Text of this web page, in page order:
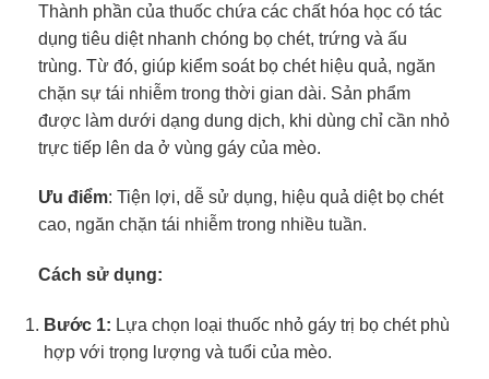
Thành phần của thuốc chứa các chất hóa học có tác
dụng tiêu diệt nhanh chóng bọ chét, trứng và ấu
trùng. Từ đó, giúp kiểm soát bọ chét hiệu quả, ngăn
chặn sự tái nhiễm trong thời gian dài. Sản phẩm
được làm dưới dạng dung dịch, khi dùng chỉ cần nhỏ
trực tiếp lên da ở vùng gáy của mèo.
Ưu điểm: Tiện lợi, dễ sử dụng, hiệu quả diệt bọ chét
cao, ngăn chặn tái nhiễm trong nhiều tuần.
Cách sử dụng:
Bước 1: Lựa chọn loại thuốc nhỏ gáy trị bọ chét phù
hợp với trọng lượng và tuổi của mèo.